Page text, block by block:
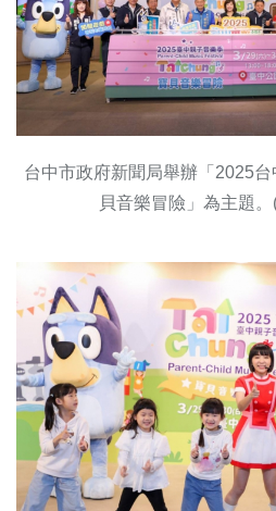
台中市政府新聞局舉辦「2025
貝音樂冒險」為主題